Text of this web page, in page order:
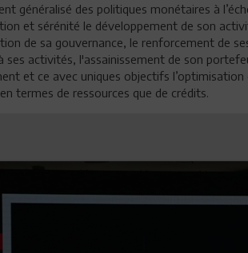
généralisé des politiques monétaires à
et sérénité le développement de son
de sa gouvernance, le renforcement de
ses activités, l'assainissement de son
et ce avec uniques objectifs
termes de ressources que de crédits.